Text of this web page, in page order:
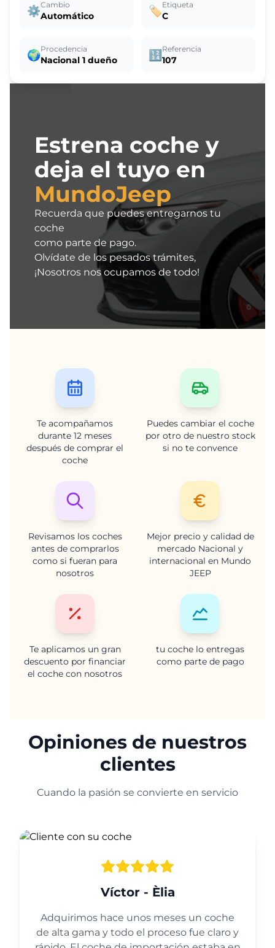
⚙️Cambio
Automático 🏷️Etiqueta
C
🌍Procedencia
Nacional 1 dueño 🔢 Referencia
107
Estrena coche y
deja el tuyo en
MundoJeep
Recuerda que puedes entregarnos tu
coche
como parte de pago.
Olvídate de los pesados trámites,
¡Nosotros nos ocupamos de todo!
Te acompañamos
durante 12 meses
después de comprar el
coche
Puedes cambiar el coche
por otro de nuestro stock
si no te convence
Revisamos los coches
antes de comprarlos
como si fueran para
nosotros
Mejor precio y calidad de
mercado Nacional y
internacional en Mundo
JEEP
Te aplicamos un gran
descuento por financiar
el coche con nosotros
tu coche lo entregas
como parte de pago
Opiniones de nuestros
clientes
Cuando la pasión se convierte en servicio
Víctor - Èlia
Adquirimos hace unos meses un coche
de alta gama y todo el proceso fue claro y